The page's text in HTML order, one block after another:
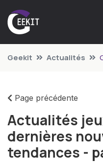
Geekit Actualités
Page précédente
Actualités
dernières
tendances -